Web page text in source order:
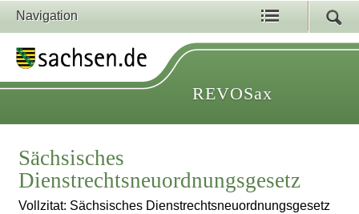
Navigation
REVOSax
Sächsisches
Dienstrechtsneuordnungsgesetz
Vollzitat: Sächsisches Dienstrechtsneuordnungsgesetz